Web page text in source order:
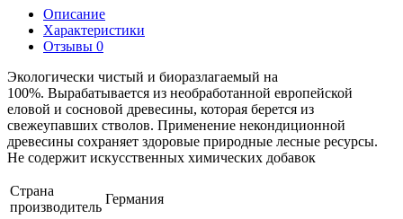
Описание
Характеристики
Отзывы 0
Экологически чистый и биоразлагаемый на
100%. Вырабатывается из необработанной европейской
еловой и сосновой древесины, которая берется из
свежеупавших стволов. Применение некондиционной
древесины сохраняет здоровые природные лесные ресурсы.
Не содержит искусственных химических добавок
Страна
производитель
Германия